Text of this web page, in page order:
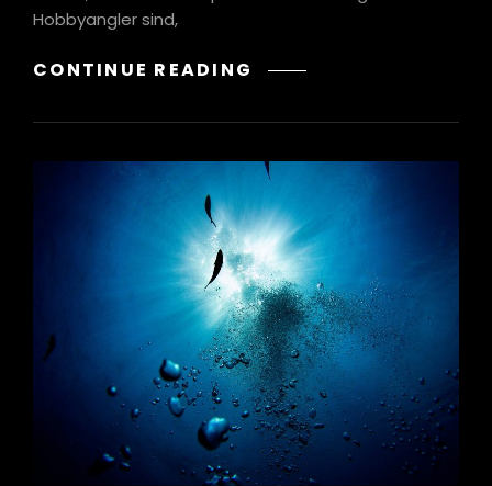
Hobbyangler sind,
CONTINUE READING TIPPS
DEN
VON
WÄRMEBILDKAMERAS
BEIM
ANGELN